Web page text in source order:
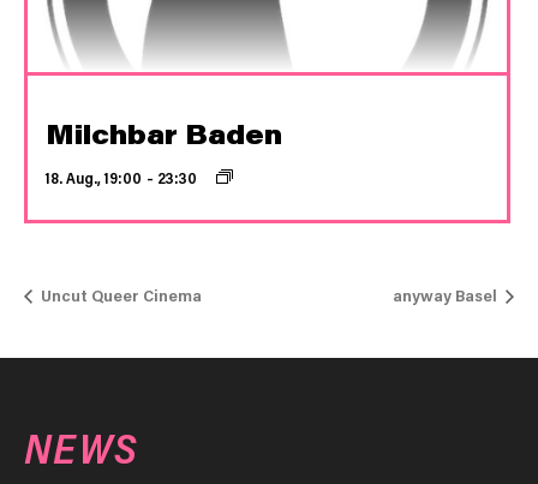
Milchbar Baden
18. Aug., 19:00 – 23:30
Uncut Queer Cinema anyway Basel
NEWS